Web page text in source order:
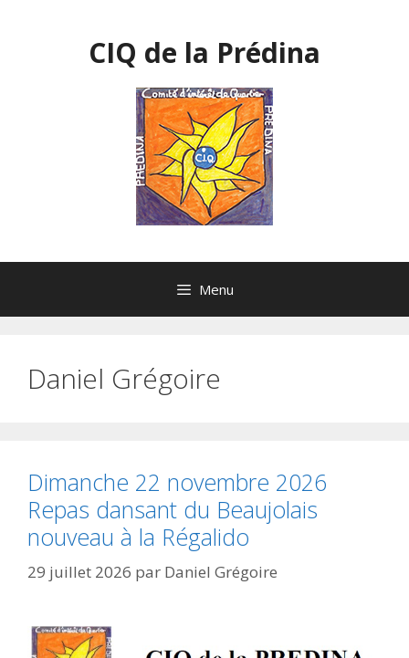
CIQ de la Prédina
Menu
Daniel Grégoire
Dimanche 22 novembre 2026
Repas dansant du Beaujolais
nouveau à la Régalido
29 juillet 2026 par Daniel Grégoire